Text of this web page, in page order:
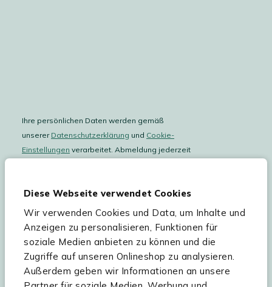
Diese Webseite verwendet Cookies
Wir verwenden Cookies und Data, um Inhalte und
Anzeigen zu personalisieren, Funktionen für
soziale Medien anbieten zu können und die
Zugriffe auf unseren Onlineshop zu analysieren.
Außerdem geben wir Informationen an unsere
Ihre persönlichen Daten werden gemäß
unserer Datenschutzerklärung und Cookie-
Einstellungen verarbeitet. Abmeldung jederzeit
Hilfe & Service
Sortiment
Kees Smit Gartenmöbel